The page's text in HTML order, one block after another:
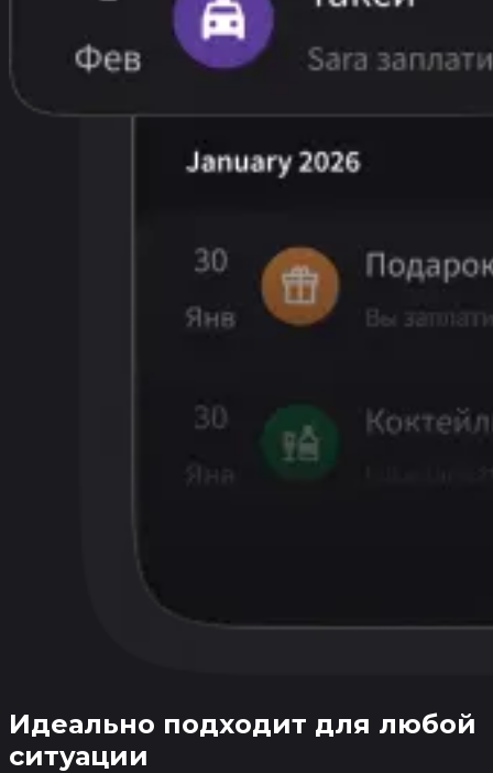
Идеально подходит для любой
ситуации